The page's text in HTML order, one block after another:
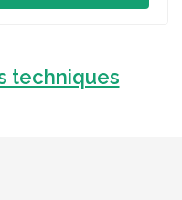
techniques